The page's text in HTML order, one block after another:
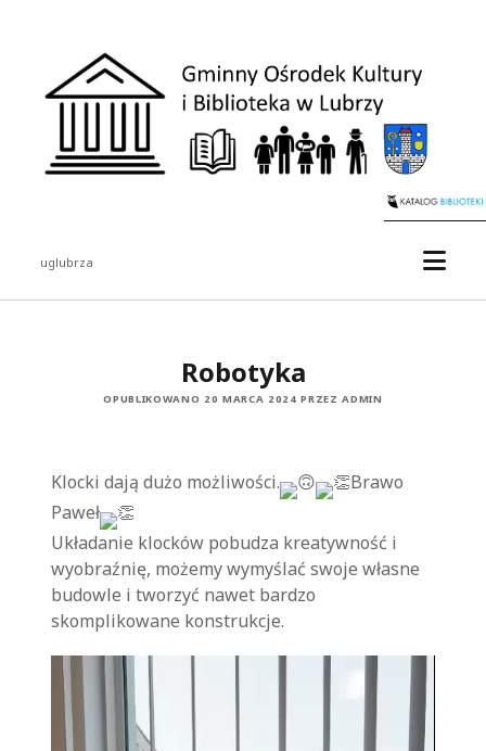
uglubrza
Robotyka
OPUBLIKOWANO 20 MARCA 2024 PRZEZ ADMIN
Klocki dają dużo możliwości.
Brawo
Paweł
Układanie klocków pobudza kreatywność i
wyobraźnię, możemy wymyślać swoje własne
budowle i tworzyć nawet bardzo
skomplikowane konstrukcje.